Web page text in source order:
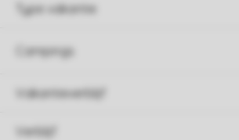
Type vakantie
Campings
Vakantieverblijf
Verblijf